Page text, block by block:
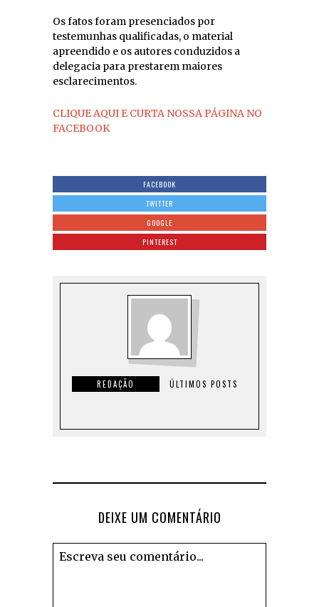
Os fatos foram presenciados por
testemunhas qualificadas, o material
apreendido e os autores conduzidos a
delegacia para prestarem maiores
esclarecimentos.
CLIQUE AQUI E CURTA NOSSA PÁGINA NO
FACEBOOK
FACEBOOK
TWITTER
GOOGLE
PINTEREST
REDAÇÃO ÚLTIMOS POSTS
DEIXE UM COMENTÁRIO